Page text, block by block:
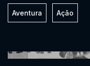
Aventura Ação